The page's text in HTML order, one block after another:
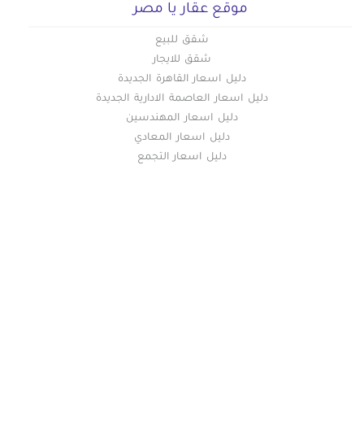
موقع عقار يا مصر
شقق للبيع
شقق للايجار
دليل اسعار القاهرة الجديدة
دليل اسعار العاصمة الادارية الجديدة
دليل اسعار المهندسين
دليل اسعار المعادي
دليل اسعار التجمع